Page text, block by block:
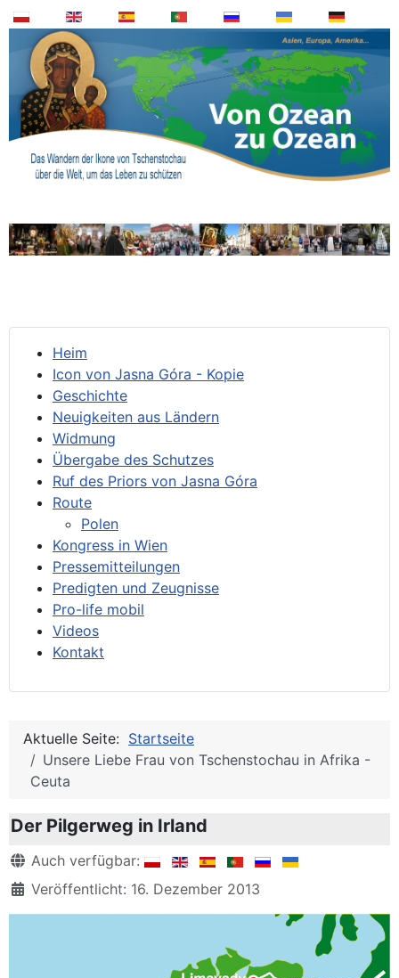
Heim
Icon von Jasna Góra - Kopie
Geschichte
Neuigkeiten aus Ländern
Widmung
Übergabe des Schutzes
Ruf des Priors von Jasna Góra
Route
Polen
Kongress in Wien
Pressemitteilungen
Predigten und Zeugnisse
Pro-life mobil
Videos
Kontakt
Aktuelle Seite: Startseite
Unsere Liebe Frau von Tschenstochau in Afrika -
Ceuta
Der Pilgerweg in Irland
DetailsAuch verfügbar:
Veröffentlicht: 16. Dezember 2013